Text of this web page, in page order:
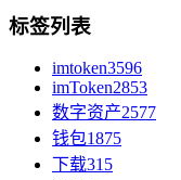
标签列表
imtoken3596
imToken2853
数字资产2577
钱包1875
下载315